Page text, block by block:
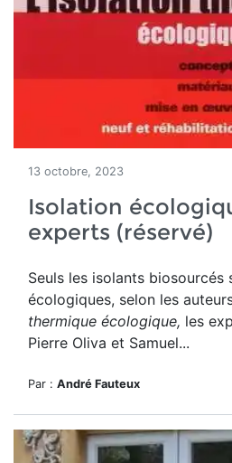
13 octobre, 2023
Isolation
experts (réservé)
Seuls les isolants biosourcés
écologiques, selon les
thermique écologique, les
Pierre Oliva et Samuel...
Par : André Fauteux